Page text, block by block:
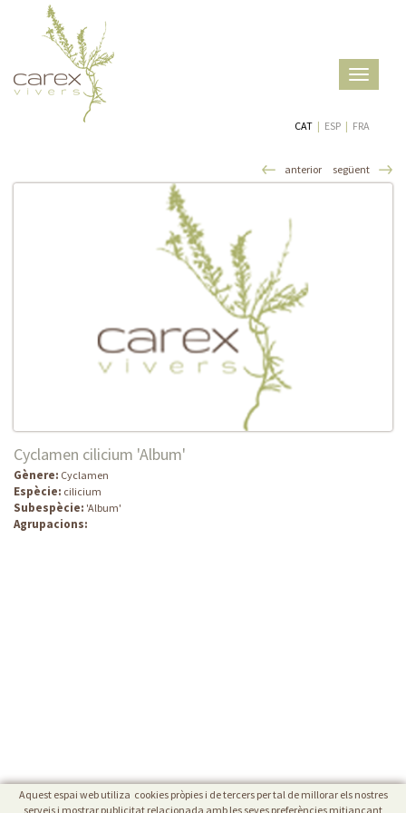
Toggle
CAT | ESP | FRA
anterior següent
Cyclamen cilicium 'Album'
Gènere: Cyclamen
Espècie: cilicium
Subespècie: 'Album'
Agrupacions:
Aquest espai web utiliza cookies pròpies i de tercers per tal de millorar els nostres
serveis i mostrar publicitat relacionada amb les seves preferències mitjançant